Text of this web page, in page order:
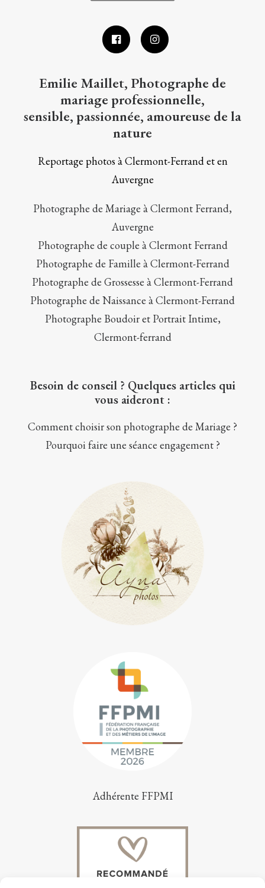
Emilie Maillet, Photographe de
mariage professionnelle,
sensible, passionnée, amoureuse de la
nature
Reportage photos à Clermont-Ferrand et en
Auvergne
Photographe de Mariage à Clermont Ferrand,
Auvergne
Photographe de couple à Clermont Ferrand
Photographe de Famille à Clermont-Ferrand
Photographe de Grossesse à Clermont-Ferrand
Photographe de Naissance à Clermont-Ferrand
Photographe Boudoir et Portrait Intime,
Clermont-ferrand
Besoin de conseil ? Quelques articles qui
vous aideront :
Comment choisir son photographe de Mariage ?
Pourquoi faire une séance engagement ?
Adhérente FFPMI